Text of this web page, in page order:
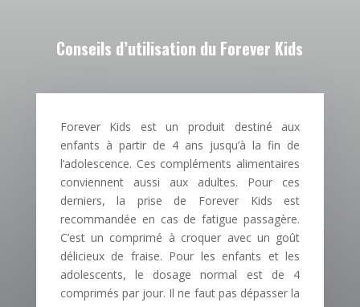
Conseils d’utilisation du Forever Kids
Forever Kids est un produit destiné aux
enfants à partir de 4 ans jusqu’à la fin de
l’adolescence. Ces compléments alimentaires
conviennent aussi aux adultes. Pour ces
derniers, la prise de Forever Kids est
recommandée en cas de fatigue passagère.
C’est un comprimé à croquer avec un goût
délicieux de fraise. Pour les enfants et les
adolescents, le dosage normal est de 4
comprimés par jour. Il ne faut pas dépasser la